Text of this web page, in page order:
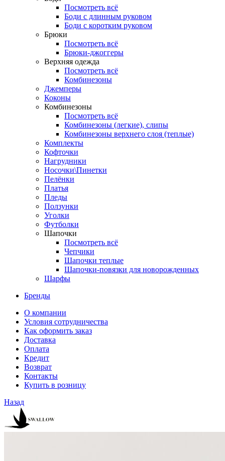
Посмотреть всё
Боди с длинным руковом
Боди с коротким руковом
Брюки
Посмотреть всё
Брюки-джоггеры
Верхняя одежда
Посмотреть всё
Комбинезоны
Джемперы
Коконы
Комбинезоны
Посмотреть всё
Комбинезоны (легкие), слипы
Комбинезоны верхнего слоя (теплые)
Комплекты
Кофточки
Нагрудники
Носочки\Пинетки
Пелёнки
Платья
Пледы
Ползунки
Уголки
Футболки
Шапочки
Посмотреть всё
Чепчики
Шапочки теплые
Шапочки-повязки для новорожденных
Шарфы
Бренды
О компании
Условия сотрудничества
Как оформить заказ
Доставка
Оплата
Кредит
Возврат
Контакты
Купить в розницу
Назад